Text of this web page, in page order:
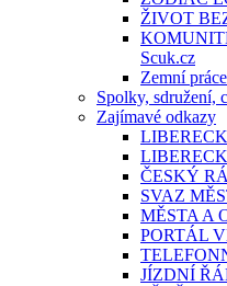
ŽIVOT
Scuk.cz
Zemní
Spolky, sdružení,
Zajímavé odkazy
ČESKÝ
SVAZ
MĚSTA A
PORTÁL
JÍZDNÍ